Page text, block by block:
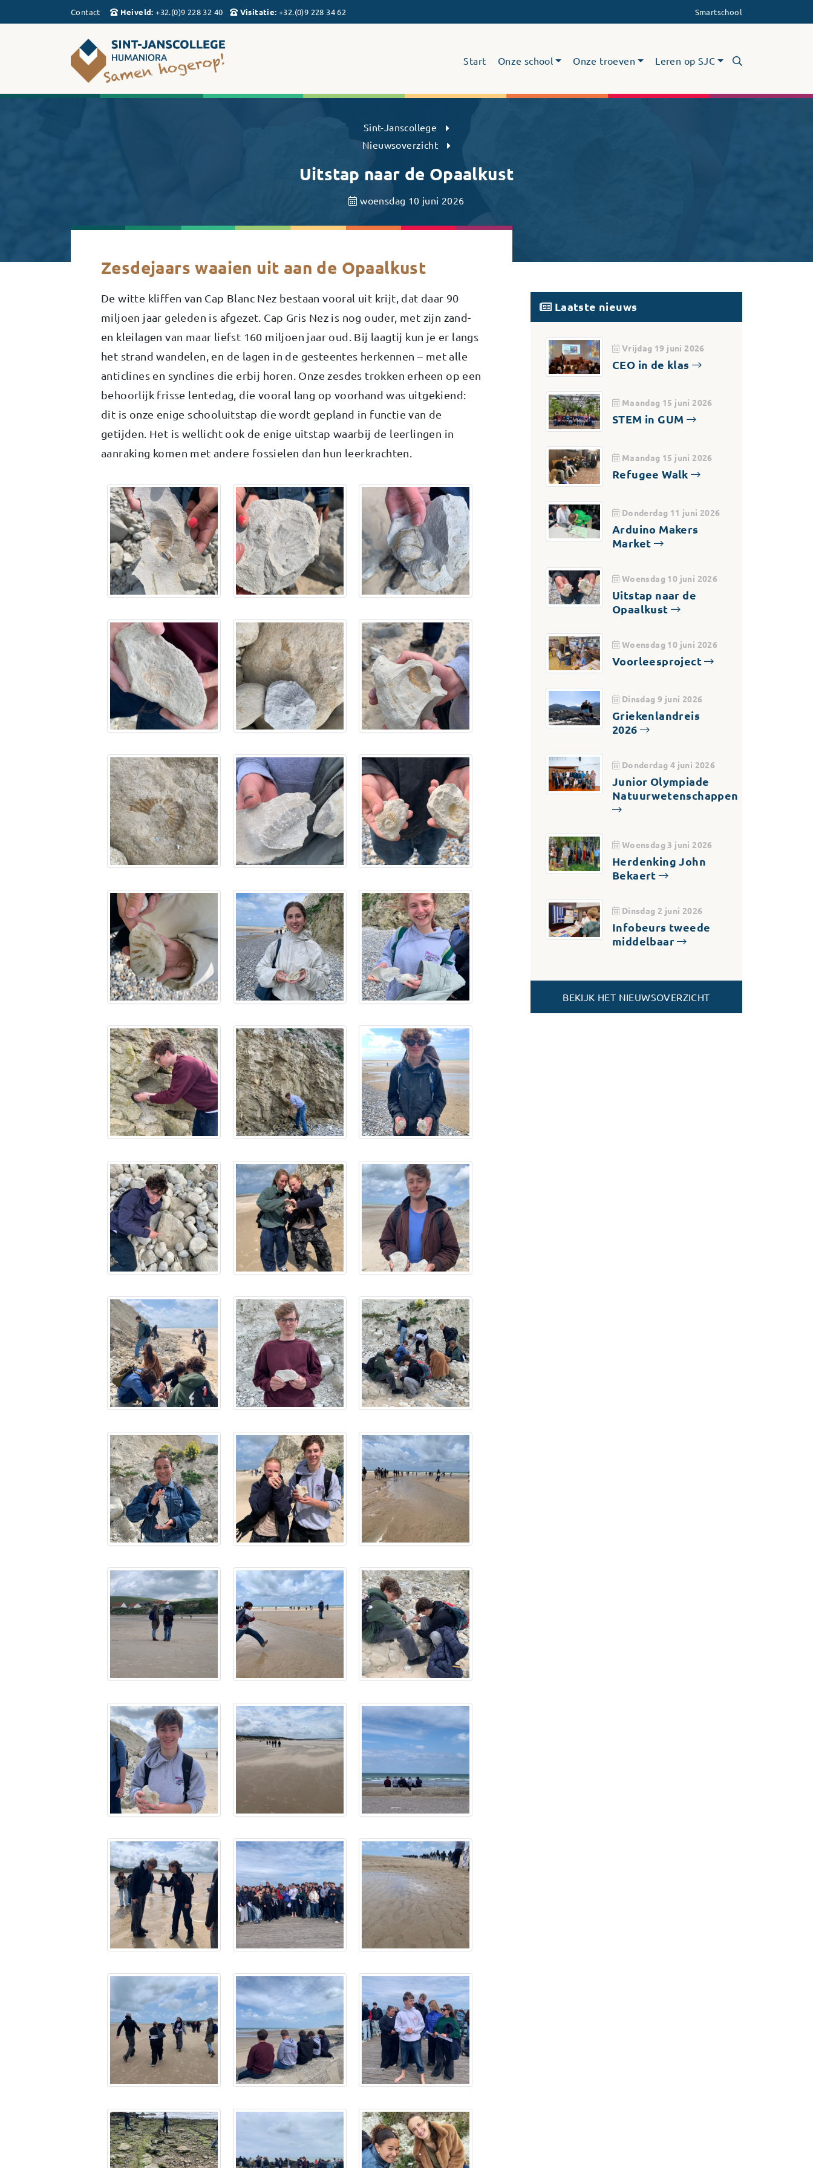
Contact Heiveld: +32.(0)9 228 32 40 Visitatie: +32.(0)9 228 34 62 Smartschool
Start Onze school Onze troeven Leren op SJC
Sint-Janscollege
Nieuwsoverzicht
Uitstap naar de Opaalkust
woensdag 10 juni 2026
Zesdejaars waaien uit aan de Opaalkust
De witte kliffen van Cap Blanc Nez bestaan vooral uit krijt, dat daar 90
miljoen jaar geleden is afgezet. Cap Gris Nez is nog ouder, met zijn zand-
en kleilagen van maar liefst 160 miljoen jaar oud. Bij laagtij kun je er langs
het strand wandelen, en de lagen in de gesteentes herkennen – met alle
anticlines en synclines die erbij horen. Onze zesdes trokken erheen op een
behoorlijk frisse lentedag, die vooral lang op voorhand was uitgekiend:
dit is onze enige schooluitstap die wordt gepland in functie van de
getijden. Het is wellicht ook de enige uitstap waarbij de leerlingen in
aanraking komen met andere fossielen dan hun leerkrachten.
Laatste nieuws
Vrijdag 19 juni 2026
CEO in de klas
Maandag 15 juni 2026
STEM in GUM
Maandag 15 juni 2026
Refugee Walk
Donderdag 11 juni 2026
Arduino Makers
Market
Woensdag 10 juni 2026
Uitstap naar de
Opaalkust
Woensdag 10 juni 2026
Voorleesproject
Dinsdag 9 juni 2026
Griekenlandreis
2026
Donderdag 4 juni 2026
Junior Olympiade
Natuurwetenschappen
Woensdag 3 juni 2026
Herdenking John
Bekaert
Dinsdag 2 juni 2026
Infobeurs tweede
middelbaar
BEKIJK HET NIEUWSOVERZICHT